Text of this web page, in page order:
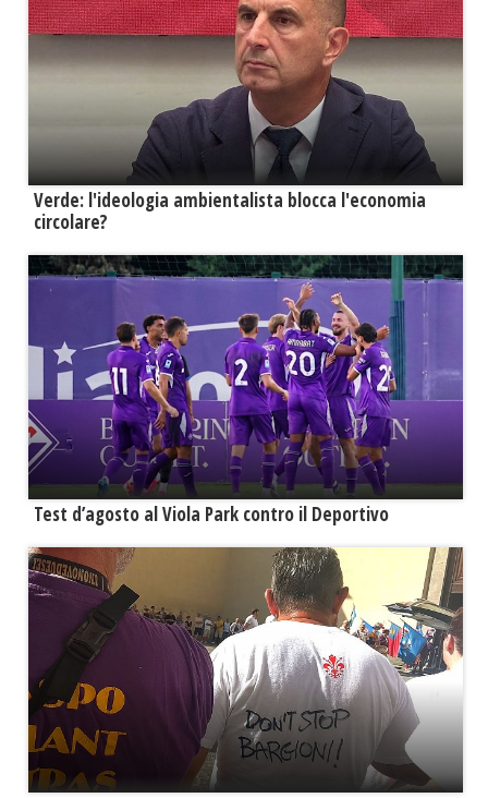
Verde: l'ideologia ambientalista blocca l'economia
circolare?
Test d’agosto al Viola Park contro il Deportivo